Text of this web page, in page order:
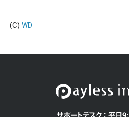
(C) WD